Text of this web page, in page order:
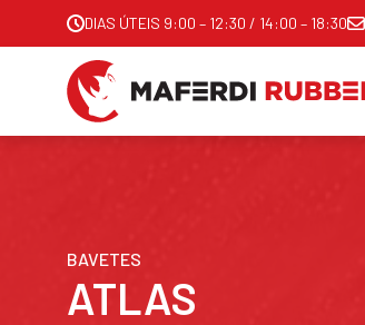
DIAS ÚTEIS 9:00 – 12:30 / 14:00 – 18:30
BAVETES
ATLAS